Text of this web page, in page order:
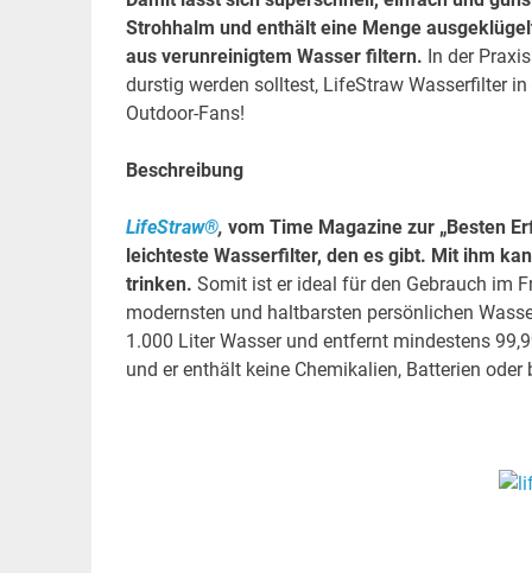
Strohhalm und enthält eine Menge
aus verunreinigtem Wasser filtern. In der
durstig werden solltest, LifeStraw Wasserfilter
Outdoor-Fans!
Beschreibung
LifeStraw®, vom Time Magazine zur „Besten
leichteste Wasserfilter, den es gibt. Mit ihm
trinken. Somit ist er ideal für den Gebrauch im
modernsten und haltbarsten persönlichen
1.000 Liter Wasser und entfernt mindestens
und er enthält keine Chemikalien, Batterien oder